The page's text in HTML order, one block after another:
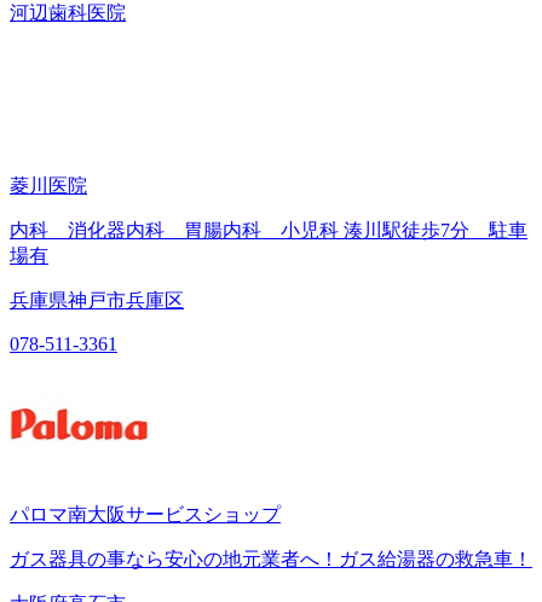
河辺歯科医院
菱川医院
内科 消化器内科 胃腸内科 小児科 湊川駅徒歩7分 駐車
場有
兵庫県神戸市兵庫区
078-511-3361
パロマ南大阪サービスショップ
ガス器具の事なら安心の地元業者へ！ガス給湯器の救急車！